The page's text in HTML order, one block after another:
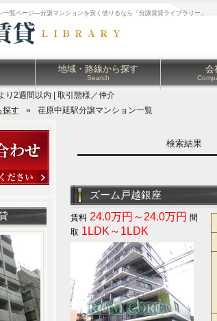
一覧ページ―分譲マンションを安く借りるなら「分譲賃貸ライブラリー」
地域・路線から探す
Search
会
2週間以内 | 取引態様／仲介
探す » 荏原中延駅分譲マンション一覧
検索結果
ズーム戸越銀座
24.0万円～24.0万円
1LDK～1LDK